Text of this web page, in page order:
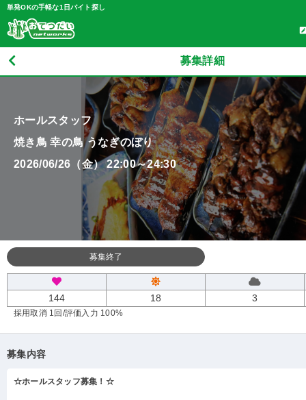
単発OKの手軽な1日バイト探し
募集詳細
ホールスタッフ
焼き鳥 幸の鳥 うなぎのぼり
2026/06/26（金） 22:00～24:30
募集終了
144 18 3
採用取消 1回 /評価入力 100%
募集内容
☆ホールスタッフ募集！☆